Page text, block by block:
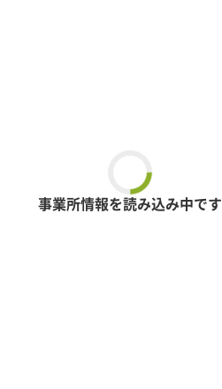
事業所情報を読み込み中です